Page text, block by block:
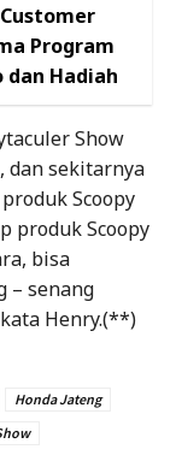
Program
dan Hadiah
Show
dan sekitarnya
Scoopy
produk Scoopy
bisa
– senang
Henry.(**)
Honda Jateng